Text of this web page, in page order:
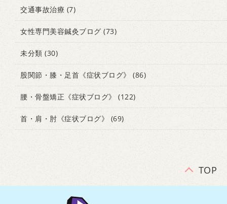
交通事故治療 (7)
女性専門美容鍼灸ブログ (73)
未分類 (30)
股関節・膝・足首《症状ブログ》 (86)
腰・骨盤矯正《症状ブログ》 (122)
首・肩・肘《症状ブログ》 (69)
TOP